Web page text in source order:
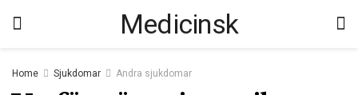
Medicinsk
Home Sjukdomar Andra sjukdomar